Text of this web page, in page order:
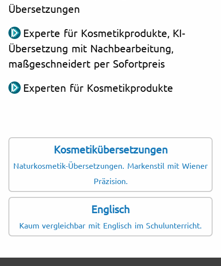
Übersetzungen
Experte für Kosmetikprodukte, KI-
Übersetzung mit Nachbearbeitung,
maßgeschneidert per Sofortpreis
Experten für Kosmetikprodukte
Kosmetikübersetzungen
Naturkosmetik-Übersetzungen. Markenstil mit Wiener
Präzision.
Englisch
Kaum vergleichbar mit Englisch im Schulunterricht.